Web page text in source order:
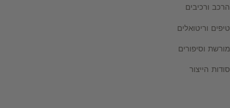
הרכב ורכיבים
טיפים וריטואלים
מורשת וסיפורים
סודות הייצור